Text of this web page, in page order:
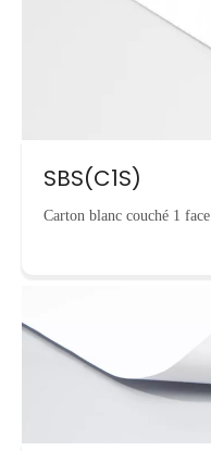
SBS(C1S)
Carton blanc couché 1 face